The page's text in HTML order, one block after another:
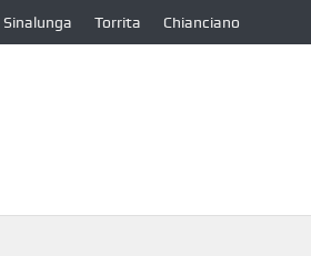
Sinalunga Torrita Chianciano